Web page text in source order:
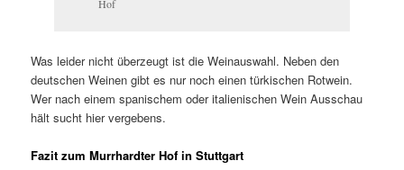
Hof
Was leider nicht überzeugt ist die Weinauswahl. Neben den
deutschen Weinen gibt es nur noch einen türkischen Rotwein.
Wer nach einem spanischem oder italienischen Wein Ausschau
hält sucht hier vergebens.
Fazit zum Murrhardter Hof in Stuttgart